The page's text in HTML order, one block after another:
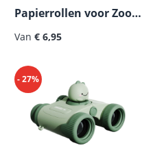
Papierrollen voor Zoo
Print Camera, 3-pack
Normale prijs:
Van € 6,95
- 27%